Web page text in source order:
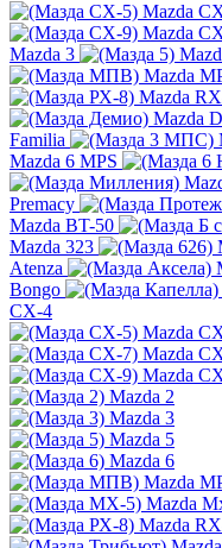
Mazda
Mazda
Mazda 3
Mazda
Mazda
Mazda
Familia
Mazda 6 MPS
Premacy
Mazda BT-50
Mazda 323
Atenza
Bongo
CX-4
Mazda
Mazda
Mazda
Mazda 2
Mazda 3
Mazda 5
Mazda 6
Mazda
Mazda
Mazda